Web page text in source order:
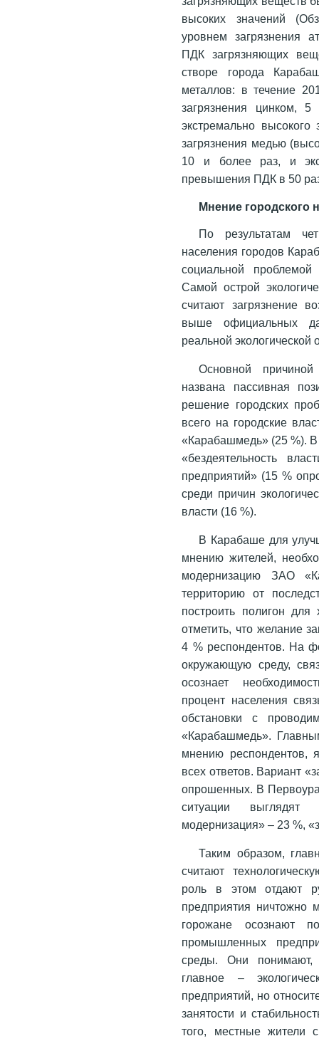
высоких значений
уровнем загрязнения
ПДК загрязняющих
створе города
металлов: в течение
загрязнения цинком,
экстремально
загрязнения медью
10 и более раз, и
превышения ПДК в 50
Мнение городского
По результатам
населения городов
социальной
Самой острой
считают загрязнение
выше официальных
реальной экологической
Основной
названа пассивная
решение городских
всего на городские
«Карабашмедь» (25 %).
«бездеятельность
предприятий» (15 %
среди причин
власти (16 %).
В Карабаше для
мнению жителей,
модернизацию ЗАО
территорию от
построить полигон
отметить, что желание
4 % респондентов. На
окружающую среду,
осознает
процент населения
обстановки с
«Карабашмедь».
мнению респондентов,
всех ответов. Вариант
опрошенных. В
ситуации выглядят
модернизация» – 23 %,
Таким образом,
считают
роль в этом отдают
предприятия
горожане осознают
промышленных
среды. Они понимают,
главное –
предприятий, но
занятости и
того, местные жители